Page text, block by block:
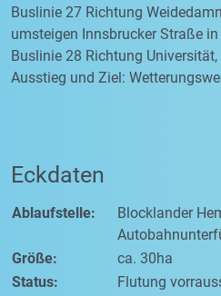
Buslinie 27 Richtung
umsteigen Innsbrucker Straße in
Buslinie 28 Richtung Universität,
Ausstieg und Ziel:
Eckdaten
Ablaufstelle:
Blocklander
Größe:
ca. 30ha
Status:
Flutung